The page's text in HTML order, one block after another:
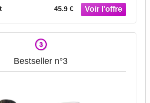
45.9 €
Bestseller n°3